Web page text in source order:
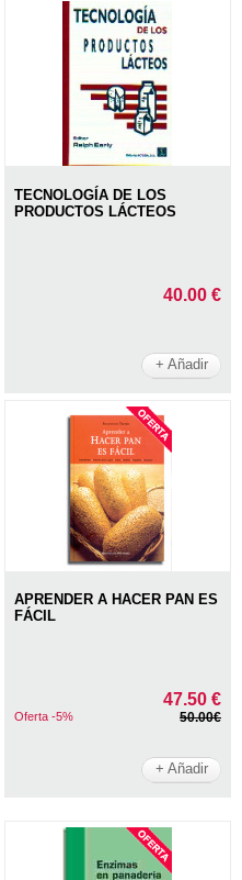
TECNOLOGÍA DE LOS
PRODUCTOS LÁCTEOS
40.00 €
+ Añadir
APRENDER A HACER PAN ES
FÁCIL
47.50 €
Oferta -5% 50.00€
+ Añadir